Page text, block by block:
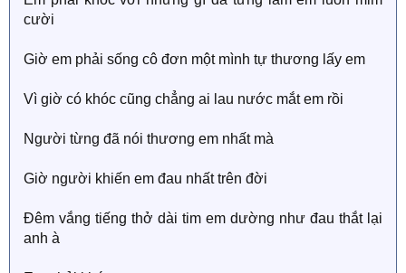
cười
Giờ em phải sống cô đơn một mình tự thương lấy em
Vì giờ có khóc cũng chẳng ai lau nước mắt em rồi
Người từng đã nói thương em nhất mà
Giờ người khiến em đau nhất trên đời
Đêm vắng tiếng thở dài tim em dường như đau thắt lại
anh à